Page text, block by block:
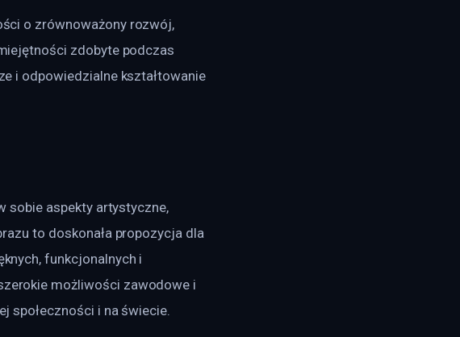
o zrównoważony rozwój,
zdobyte podczas
i odpowiedzialne kształtowanie
sobie aspekty artystyczne,
to doskonała propozycja dla
funkcjonalnych i
możliwości zawodowe i
społeczności i na świecie.